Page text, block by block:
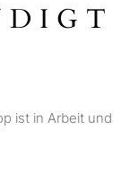
S
ist in Arbeit und